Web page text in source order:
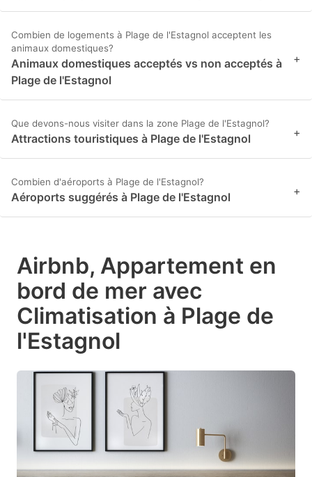
Combien de logements à Plage de l'Estagnol acceptent les
animaux domestiques?
Animaux domestiques acceptés vs non acceptés à
Plage de l'Estagnol
+
Que devons-nous visiter dans la zone Plage de l'Estagnol?
Attractions touristiques à Plage de l'Estagnol +
Combien d'aéroports à Plage de l'Estagnol?
Aéroports suggérés à Plage de l'Estagnol +
Airbnb, Appartement en
bord de mer avec
Climatisation à Plage de
l'Estagnol